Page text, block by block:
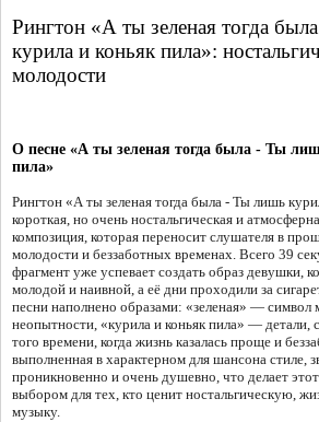
Рингтон «А ты зеленая тогда
курила и коньяк пила»:
молодости
О песне «А ты зеленая тогда была - Ты
пила»
Рингтон «А ты зеленая тогда была - Ты лишь
короткая, но очень ностальгическая и
композиция, которая переносит слушателя в
молодости и беззаботных временах. Всего 39
фрагмент уже успевает создать образ девушки,
молодой и наивной, а её дни проходили за
песни наполнено образами: «зеленая» — символ
неопытности, «курила и коньяк пила» —
того времени, когда жизнь казалась проще и
выполненная в характерном для шансона стиле,
проникновенно и очень душевно, что делает
выбором для тех, кто ценит ностальгическую,
музыку.